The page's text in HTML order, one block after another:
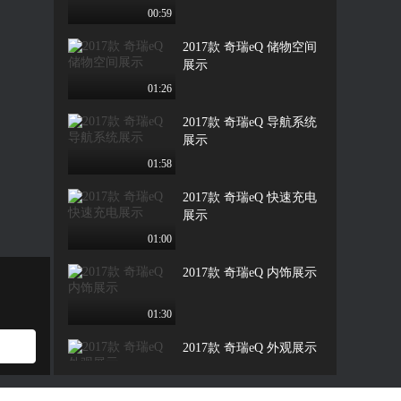
00:59
01:26
2017款 奇瑞eQ 储物空间
展示
01:58
2017款 奇瑞eQ 导航系统
展示
01:00
2017款 奇瑞eQ 快速充电
展示
01:30
2017款 奇瑞eQ 内饰展示
01:59
2017款 奇瑞eQ 外观展示